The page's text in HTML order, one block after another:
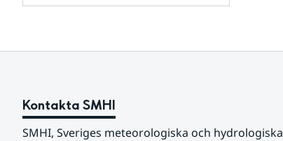
och
för
Kontakta SMHI
SMHI, Sveriges meteorologiska och hydrologiska